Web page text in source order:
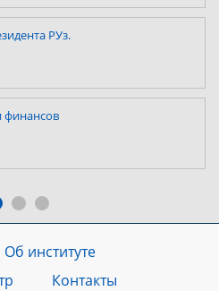
РУз.
финансов
Об институте
Контакты